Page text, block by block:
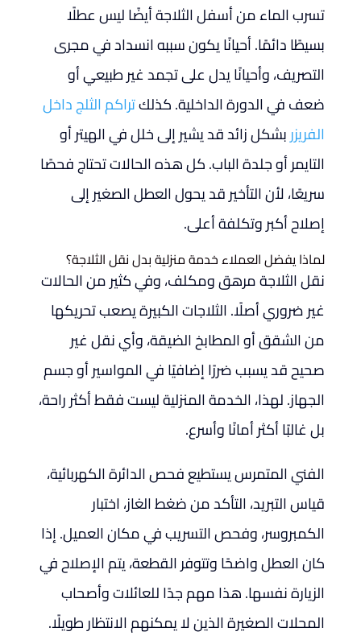
تسرب الماء من أسفل الثلاجة أيضًا ليس عطلًا
بسيطًا دائمًا. أحيانًا يكون سببه انسداد في مجرى
التصريف، وأحيانًا يدل على تجمد غير طبيعي أو
ضعف في الدورة الداخلية. كذلكتراكم الثلج داخل
الفريزربشكل زائد قد يشير إلى خلل في الهيتر أو
التايمر أو جلدة الباب. كل هذه الحالات تحتاج فحصًا
سريعًا، لأن التأخير قد يحول العطل الصغير إلى
إصلاح أكبر وتكلفة أعلى.
لماذا يفضل العملاء خدمة منزلية بدل نقل الثلاجة؟
نقل الثلاجة مرهق ومكلف، وفي كثير من الحالات
غير ضروري أصلًا. الثلاجات الكبيرة يصعب تحريكها
من الشقق أو المطابخ الضيقة، وأي نقل غير
صحيح قد يسبب ضررًا إضافيًا في المواسير أو جسم
الجهاز. لهذا، الخدمة المنزلية ليست فقط أكثر راحة،
بل غالبًا أكثر أمانًا وأسرع.
الفني المتمرس يستطيع فحص الدائرة الكهربائية،
قياس التبريد، التأكد من ضغط الغاز، اختبار
الكمبروسر، وفحص التسريب في مكان العميل. إذا
كان العطل واضحًا وتتوفر القطعة، يتم الإصلاح في
الزيارة نفسها. هذا مهم جدًا للعائلات وأصحاب
المحلات الصغيرة الذين لا يمكنهم الانتظار طويلًا.